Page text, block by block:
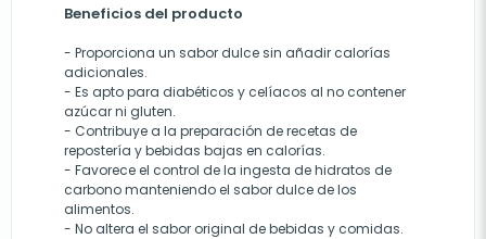
Beneficios del producto
- Proporciona un sabor dulce sin añadir calorías
adicionales.
- Es apto para diabéticos y celíacos al no contener
azúcar ni gluten.
- Contribuye a la preparación de recetas de
repostería y bebidas bajas en calorías.
- Favorece el control de la ingesta de hidratos de
carbono manteniendo el sabor dulce de los
alimentos.
- No altera el sabor original de bebidas y comidas.